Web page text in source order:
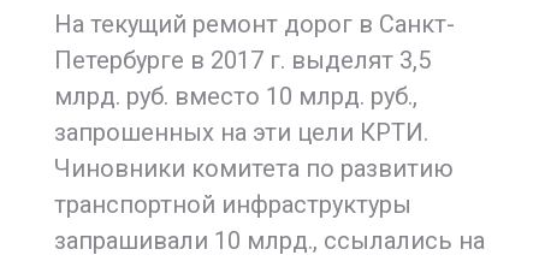
На текущий ремонт дорог в Санкт-
Петербурге в 2017 г. выделят 3,5
млрд. руб. вместо 10 млрд. руб.,
запрошенных на эти цели КРТИ.
Чиновники комитета по развитию
транспортной инфраструктуры
запрашивали 10 млрд., ссылались на